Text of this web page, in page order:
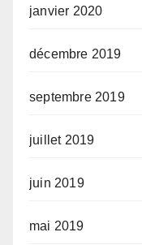
janvier 2020
décembre 2019
septembre 2019
juillet 2019
juin 2019
mai 2019